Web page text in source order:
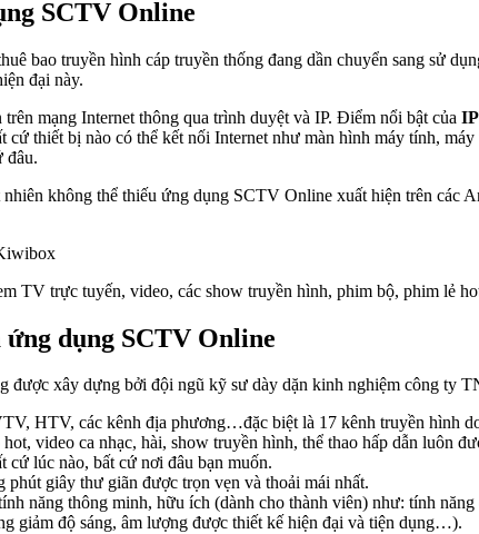
SCTV Online
bao truyền hình cáp truyền thống đang dần chuyển sang sử
đại này.
mạng Internet thông qua trình duyệt và IP. Điểm nổi bật của
thiết bị nào có thể kết nối Internet như màn hình máy tính,
đâu.
không thể thiếu ứng dụng SCTV Online xuất hiện trên các
TV trực tuyến, video, các show truyền hình, phim bộ, phim lẻ
dụng SCTV Online
được xây dựng bởi đội ngũ kỹ sư dày dặn kinh nghiệm công ty
HTV, các kênh địa phương…đặc biệt là 17 kênh truyền hình
video ca nhạc, hài, show truyền hình, thể thao hấp dẫn luôn
cứ lúc nào, bất cứ nơi đâu bạn muốn.
giây thư giãn được trọn vẹn và thoải mái nhất.
năng thông minh, hữu ích (dành cho thành viên) như: tính
giảm độ sáng, âm lượng được thiết kế hiện đại và tiện dụng…).